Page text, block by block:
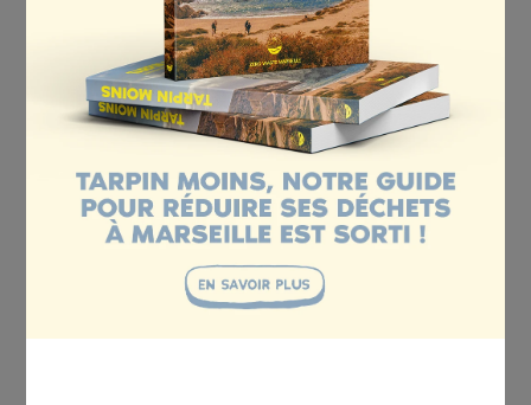
🔥 Troc de vêtements : même principe, mais avec
des vêtements ! Plus d’informations à venir sur les
conditions de participation.
🔥 Espace enfants : divers jeux et animations pour
🔥 Speed dating du zéro déchet : Une question sur
votre aventure zéro déchet ? Un conseil à
demander ? Participez à ce speed dating
individuel pour faire le point ensemble sur votre
parcours !